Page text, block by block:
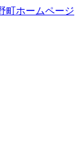
町ホームページ